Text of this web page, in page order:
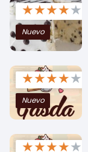
★★★★★
Nuevo
★★★★★
Nuevo
★★★★★